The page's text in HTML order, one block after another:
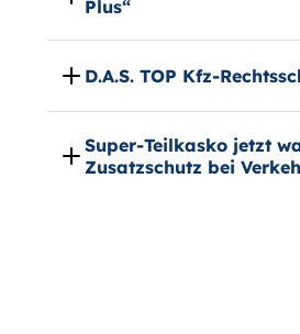
Plus“
D.A.S. TOP Kfz-
Super-Teilkasko jetzt
Zusatzschutz bei